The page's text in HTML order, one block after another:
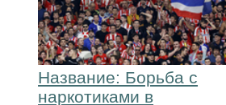
Название: Борьба с
наркотиками в